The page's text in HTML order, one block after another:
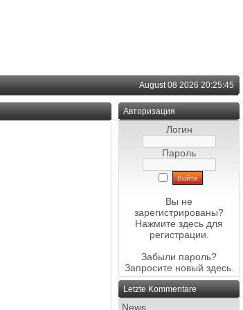
August 08 2026 20:25:45
Авторизация
Логин
Пароль
Вы не
зарегистрированы?
Нажмите здесь для
регистрации.
Забыли пароль?
Запросите новый здесь.
Letzte Kommentare
News